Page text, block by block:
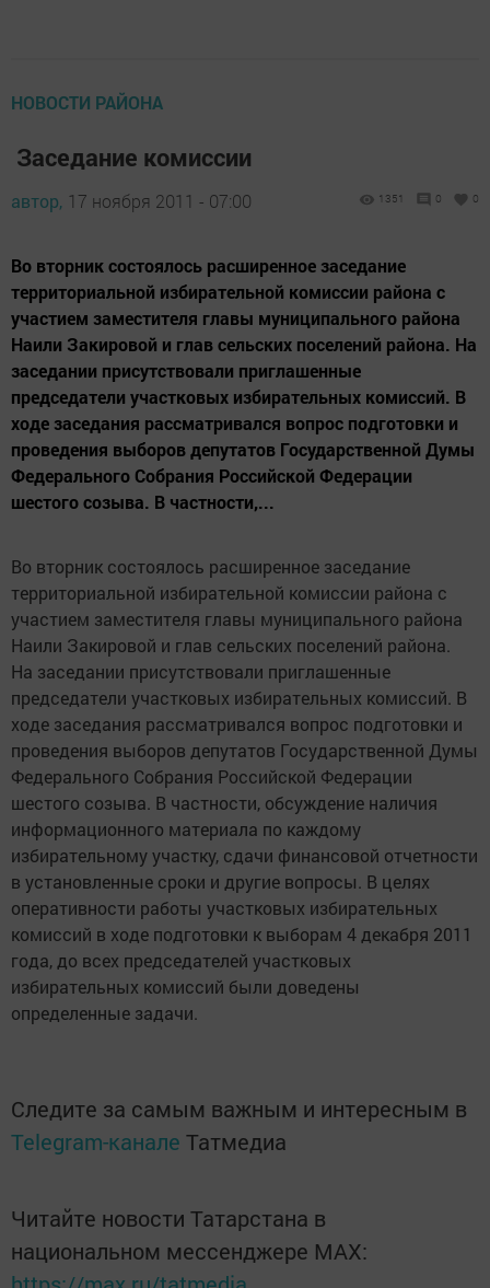
НОВОСТИ РАЙОНА
Заседание комиссии
автор, 17 ноября 2011 - 07:00 1351 0 0
Во вторник состоялось расширенное заседание
территориальной избирательной комиссии района с
участием заместителя главы муниципального района
Наили Закировой и глав сельских поселений района. На
заседании присутствовали приглашенные
председатели участковых избирательных комиссий. В
ходе заседания рассматривался вопрос подготовки и
проведения выборов депутатов Государственной Думы
Федерального Собрания Российской Федерации
шестого созыва. В частности,...
Во вторник состоялось расширенное заседание
территориальной избирательной комиссии района с
участием заместителя главы муниципального района
Наили Закировой и глав сельских поселений района.
На заседании присутствовали приглашенные
председатели участковых избирательных комиссий. В
ходе заседания рассматривался вопрос подготовки и
проведения выборов депутатов Государственной Думы
Федерального Собрания Российской Федерации
шестого созыва. В частности, обсуждение наличия
информационного материала по каждому
избирательному участку, сдачи финансовой отчетности
в установленные сроки и другие вопросы. В целях
оперативности работы участковых избирательных
комиссий в ходе подготовки к выборам 4 декабря 2011
года, до всех председателей участковых
избирательных комиссий были доведены
определенные задачи.
Следите за самым важным и интересным в
Telegram-канале Татмедиа
Читайте новости Татарстана в
национальном мессенджере MАХ: